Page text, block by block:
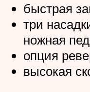
быстрая
три
ножная
опция
высокая